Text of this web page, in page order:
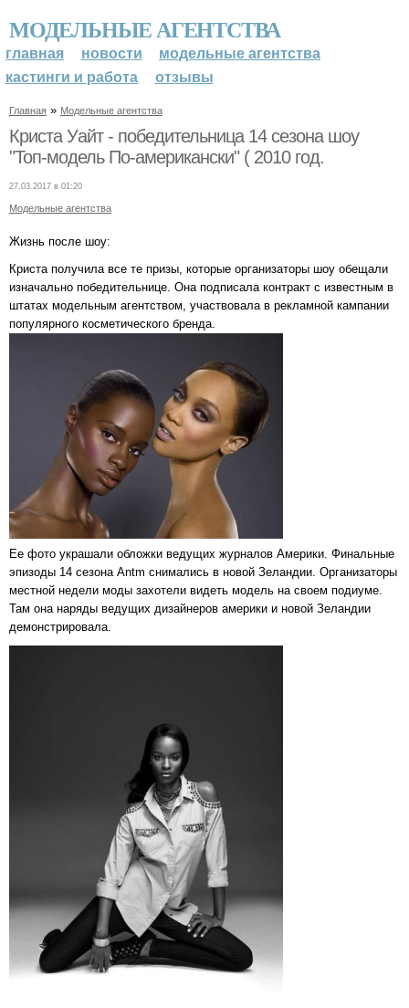
МОДЕЛЬНЫЕ АГЕНТСТВА
главная новости
модельные агентства
кастинги и работа
отзывы
Главная » Модельные агентства
Криста Уайт - победительница 14 сезона шоу
"Топ-модель По-американски" ( 2010 год.
27.03.2017 в 01:20
Модельные агентства
Жизнь после шоу:
Криста получила все те призы, которые организаторы шоу обещали
изначально победительнице. Она подписала контракт с известным в
штатах модельным агентством, участвовала в рекламной кампании
популярного косметического бренда.
Ее фото украшали обложки ведущих журналов Америки. Финальные
эпизоды 14 сезона Antm снимались в новой Зеландии. Организаторы
местной недели моды захотели видеть модель на своем подиуме.
Там она наряды ведущих дизайнеров америки и новой Зеландии
демонстрировала.